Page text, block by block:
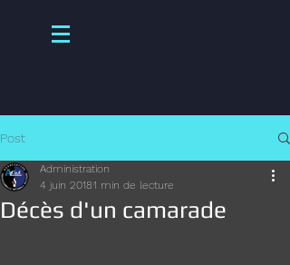
Post
Décès d'un camarade
Administration
4 juin 20181 min de lecture